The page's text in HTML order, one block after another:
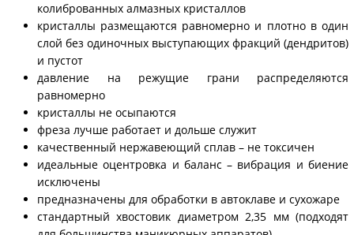
колиброванных алмазных кристаллов
кристаллы размещаются равномерно и плотно в один
слой без одиночных выступающих фракций (дендритов)
и пустот
давление на режущие грани распределяются
равномерно
кристаллы не осыпаются
фреза лучше работает и дольше служит
качественный нержавеющий сплав – не токсичен
идеальные оцентровка и баланс – вибрация и биение
исключены
предназначены для обработки в автоклаве и сухожаре
стандартный хвостовик диаметром 2,35 мм (подходят